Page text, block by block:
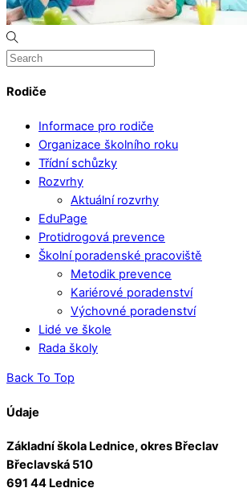
Rodiče
Informace pro rodiče
Organizace školního roku
Třídní schůzky
Rozvrhy
Aktuální rozvrhy
EduPage
Protidrogová prevence
Školní poradenské pracoviště
Metodik prevence
Kariérové poradenství
Výchovné poradenství
Lidé ve škole
Rada školy
Back To Top
Údaje
Základní škola Lednice, okres Břeclav
Břeclavská 510
691 44 Lednice